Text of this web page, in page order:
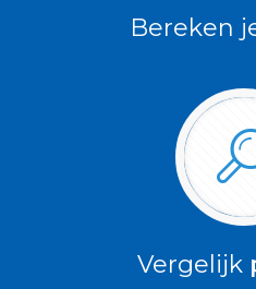
Bereken
Vergelijk